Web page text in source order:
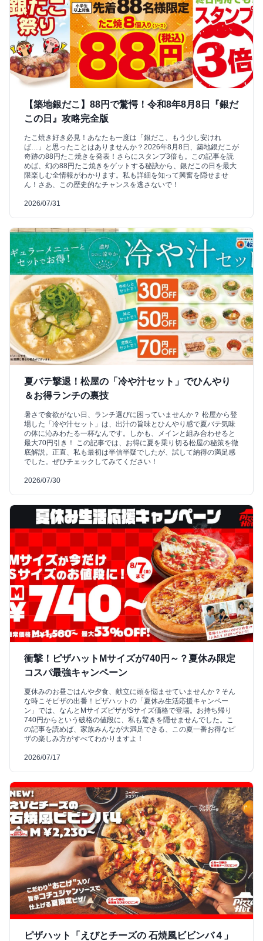
【築地銀だこ】88円で驚愕！令和8年8月8日『銀だ
この日』攻略完全版
たこ焼き好き必見！あなたも一度は「銀だこ、もう少し安けれ
ば…」と思ったことはありませんか？2026年8月8日、築地銀だこが
奇跡の88円たこ焼きを発表！さらにスタンプ3倍も。この記事を読
めば、幻の88円たこ焼きをゲットする秘訣から、銀だこの日を最大
限楽しむ全情報がわかります。私も詳細を知って興奮を隠せませ
ん！さあ、この歴史的なチャンスを逃さないで！
2026/07/31
夏バテ撃退！松屋の「冷や汁セット」でひんやり
＆お得ランチの裏技
暑さで食欲がない日、ランチ選びに困っていませんか？ 松屋から登
場した「冷や汁セット」は、出汁の旨味とひんやり感で夏バテ気味
の体に沁みわたる一杯なんです。しかも、メインと組み合わせると
最大70円引き！ この記事では、お得に夏を乗り切る松屋の秘策を徹
底解説。正直、私も最初は半信半疑でしたが、試して納得の満足感
でした。ぜひチェックしてみてください！
2026/07/30
衝撃！ピザハットMサイズが740円～？夏休み限定
コスパ最強キャンペーン
夏休みのお昼ごはんや夕食、献立に頭を悩ませていませんか？そん
な時こそピザの出番！ピザハットの「夏休み生活応援キャンペー
ン」では、なんとMサイズピザがSサイズ価格で登場。お持ち帰り
740円からという破格の値段に、私も驚きを隠せませんでした。こ
の記事を読めば、家族みんなが大満足できる、この夏一番お得なピ
ザの楽しみ方がすべてわかりますよ！
2026/07/17
ピザハット「えびとチーズの 石焼風ビビンバ４」